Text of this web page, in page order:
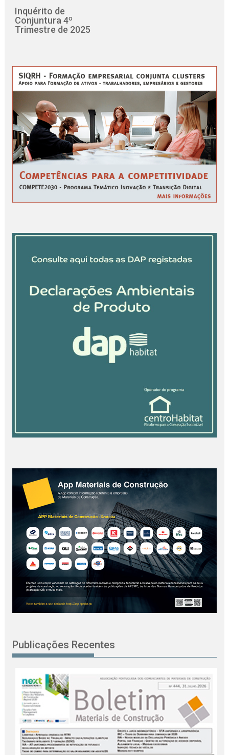
Inquérito de
Conjuntura 4º
Trimestre de 2025
Publicações Recentes